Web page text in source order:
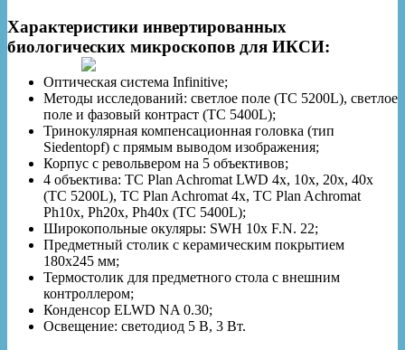
Характеристики инвертированных
биологических микроскопов для ИКСИ:
Оптическая система Infinitive;
Методы исследований: светлое поле (TC 5200L), светлое
поле и фазовый контраст (TC 5400L);
Тринокулярная компенсационная головка (тип
Siedentopf) с прямым выводом изображения;
Корпус с револьвером на 5 объективов;
4 объектива: TC Plan Achromat LWD 4x, 10x, 20x, 40x
(TC 5200L), TC Plan Achromat 4x, TC Plan Achromat
Ph10x, Ph20x, Ph40x (TC 5400L);
Широкопольные окуляры: SWH 10x F.N. 22;
Предметный столик с керамическим покрытием
180х245 мм;
Термостолик для предметного стола с внешним
контроллером;
Конденсор ELWD NA 0.30;
Освещение: светодиод 5 В, 3 Вт.